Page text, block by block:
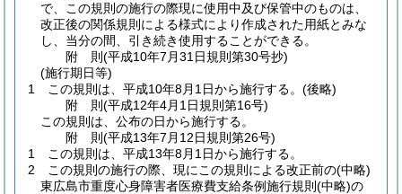
で、この規則の施行の際現に使用中及び保管中のものは、
改正後の関係規則による様式により作成された用紙とみな
し、当分の間、引き続き使用することができる。
附 則(平成10年7月31日規則第30号抄)
(施行期日等)
1
この規則は、平成10年8月1日から施行する。 (後略)
附 則(平成12年4月1日規則第16号)
この規則は、公布の日から施行する。
附 則(平成13年7月12日規則第26号)
1
この規則は、平成13年8月1日から施行する。
2
この規則の施行の際、現にこの規則による改正前の(中略)
東広島市重度心身障害者医療費支給条例施行規則 (中略)の